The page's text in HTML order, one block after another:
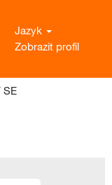
Jazyk
Zobrazit profil
SE(aktuální